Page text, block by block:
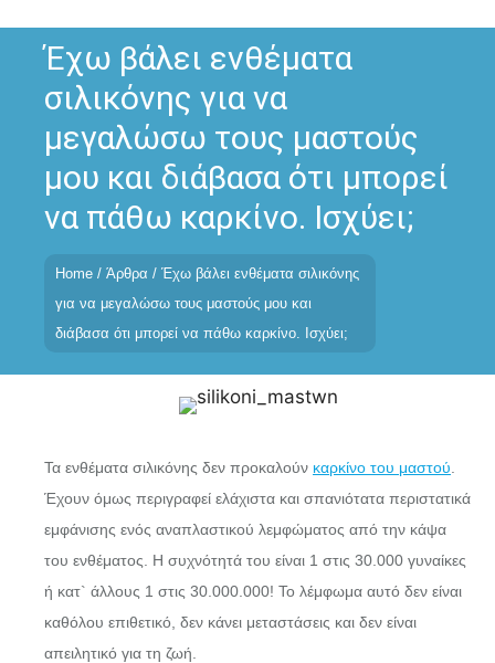
contentΈχω βάλει ενθέματα
σιλικόνης για να
μεγαλώσω τους μαστούς
μου και διάβασα ότι μπορεί
να πάθω καρκίνο. Ισχύει;
Home / Άρθρα / Έχω βάλει ενθέματα σιλικόνης
για να μεγαλώσω τους μαστούς μου και
διάβασα ότι μπορεί να πάθω καρκίνο. Ισχύει;
Τα ενθέματα σιλικόνης δεν προκαλούν καρκίνο του μαστού
Έχουν όμως περιγραφεί ελάχιστα και σπανιότατα περιστατικά
εμφάνισης ενός αναπλαστικού λεμφώματος από την κάψα
του ενθέματος. Η συχνότητά του είναι 1 στις 30.000 γυναίκες
ή κατ` άλλους 1 στις 30.000.000! Το λέμφωμα αυτό δεν είναι
καθόλου επιθετικό, δεν κάνει μεταστάσεις και δεν είναι
απειλητικό για τη ζωή.